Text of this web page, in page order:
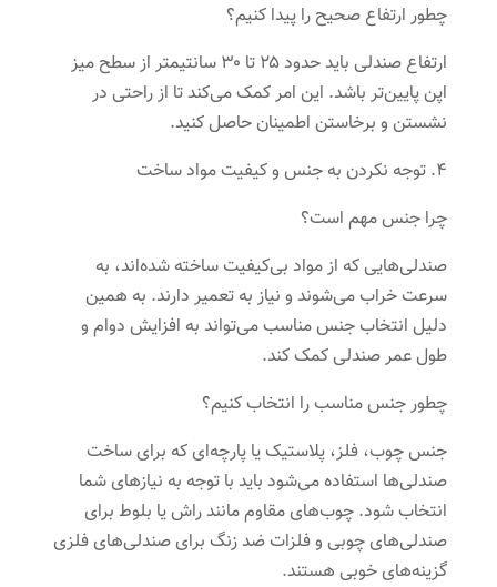
چطور ارتفاع صحیح را پیدا کنیم؟
ارتفاع صندلی باید حدود ۲۵ تا ۳۰ سانتیمتر از سطح میز
اپن پایین‌تر باشد. این امر کمک می‌کند تا از راحتی در
نشستن و برخاستن اطمینان حاصل کنید.
۴. توجه نکردن به جنس و کیفیت مواد ساخت
چرا جنس مهم است؟
صندلی‌هایی که از مواد بی‌کیفیت ساخته شده‌اند، به
سرعت خراب می‌شوند و نیاز به تعمیر دارند. به همین
دلیل انتخاب جنس مناسب می‌تواند به افزایش دوام و
طول عمر صندلی کمک کند.
چطور جنس مناسب را انتخاب کنیم؟
جنس چوب، فلز، پلاستیک یا پارچه‌ای که برای ساخت
صندلی‌ها استفاده می‌شود باید با توجه به نیازهای شما
انتخاب شود. چوب‌های مقاوم مانند راش یا بلوط برای
صندلی‌های چوبی و فلزات ضد زنگ برای صندلی‌های فلزی
گزینه‌های خوبی هستند.